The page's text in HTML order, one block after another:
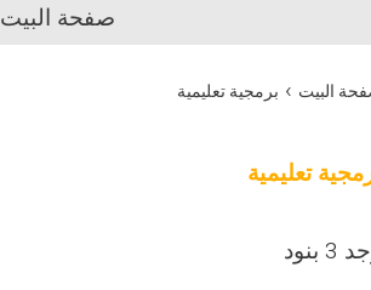
صفحة البيت
البيت › برمجية تعليمية
تعليمية
بنود